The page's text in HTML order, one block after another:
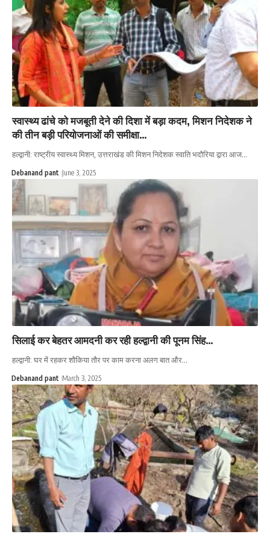
स्वास्थ्य ढांचे को मजबूती देने की दिशा में बड़ा कदम, मिशन निदेशक ने
की तीन बड़ी परियोजनाओं की समीक्षा…
हल्द्वानी: राष्ट्रीय स्वास्थ्य मिशन, उत्तराखंड की मिशन निदेशक स्वाति भदौरिया द्वारा आज…
Debanand pant June 3, 2025
सिलाई कर बेहतर आमदनी कर रही हल्द्वानी की पूनम सिंह…
हल्द्वानी: घर में रहकर शौकिया तौर पर काम करना अलग बात और…
Debanand pant March 3, 2025